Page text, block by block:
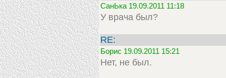
СанЬка 19.09.2011 11:18
У врача был?
RE:
Борис 19.09.2011 15:21
Нет, не был.